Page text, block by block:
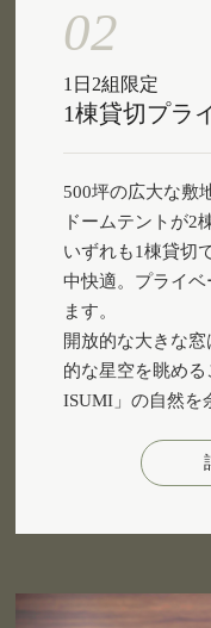
02
1日2組限定
1棟貸切プラ
500坪の広大な敷
ドームテントが2
いずれも1棟貸切
中快適。プライ
ます。
開放的な大きな
的な星空を眺める
ISUMI」の自然を